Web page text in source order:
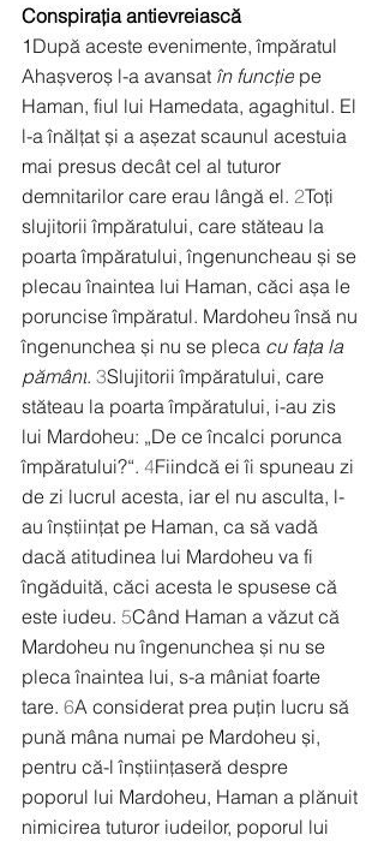
Conspirația antievreiască
1 După aceste evenimente, împăratul
Ahașveroș l-a avansat în funcție pe
Haman, fiul lui Hamedata, agaghitul. El
l-a înălțat și a așezat scaunul acestuia
mai presus decât cel al tuturor
demnitarilor care erau lângă el. 2Toți
slujitorii împăratului, care stăteau la
poarta împăratului, îngenuncheau și se
plecau înaintea lui Haman, căci așa le
poruncise împăratul. Mardoheu însă nu
îngenunchea și nu se pleca cu fața la
pământ. 3Slujitorii împăratului, care
stăteau la poarta împăratului, i-au zis
lui Mardoheu: „De ce încalci porunca
împăratului?“. 4Fiindcă ei îi spuneau zi
de zi lucrul acesta, iar el nu asculta, l-
au înștiințat pe Haman, ca să vadă
dacă atitudinea lui Mardoheu va fi
îngăduită, căci acesta le spusese că
este iudeu. 5Când Haman a văzut că
Mardoheu nu îngenunchea și nu se
pleca înaintea lui, s-a mâniat foarte
tare. 6A considerat prea puțin lucru să
pună mâna numai pe Mardoheu și,
pentru că-l înștiințaseră despre
poporul lui Mardoheu, Haman a plănuit
nimicirea tuturor iudeilor, poporul lui